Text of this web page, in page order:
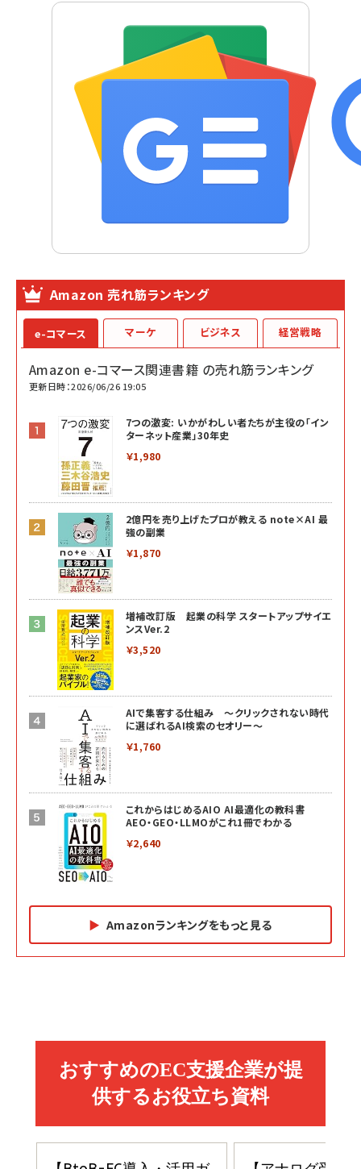
Amazon 売れ筋ランキング
e-コマース
Amazon e-コマース関連書籍 の売れ筋ランキング
更新日時：2026/06/26 19:05
7つの激変: いかがわしい者たちが主役の「イン
ターネット産業」30年史
￥1,980
2億円を売り上げたプロが教える note×AI 最
強の副業
￥1,870
増補改訂版 起業の科学 スタートアップサイエ
ンスVer.2
￥3,520
AIで集客する仕組み ～クリックされない時代
に選ばれるAI検索のセオリー～
￥1,760
これからはじめるAIO AI最適化の教科書
AEO・GEO・LLMOがこれ1冊でわかる
￥2,640
Amazonランキングをもっと見る
マーケ
副業
￥1,870
小さな会社は戦略が9割
ドリルを売るには穴を売れ
ビジネス
カラダ2026／宮舘涼太]
￥880
anan(アンアン)2026/06/24号 No.2500増刊
スペシャルエディション[王道エンタメの矜持／
￥1,100
経営戦略
イシューからはじめよ［改訂版］――知的生産の「シンプ
ルな本質」
￥2,200
経営メモ 16年の起業家人生で得た知見